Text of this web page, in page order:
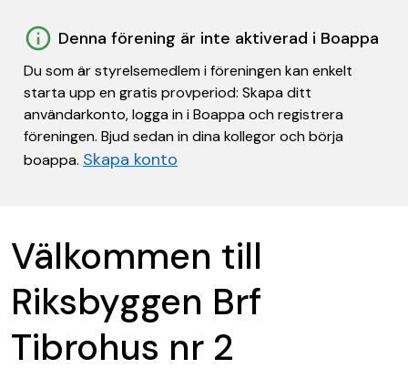
Denna förening är inte aktiverad i Boappa
Du som är styrelsemedlem i föreningen kan enkelt
starta upp en gratis provperiod: Skapa ditt
användarkonto, logga in i Boappa och registrera
föreningen. Bjud sedan in dina kollegor och börja
boappa. Skapa konto
Välkommen till
Riksbyggen Brf
Tibrohus nr 2